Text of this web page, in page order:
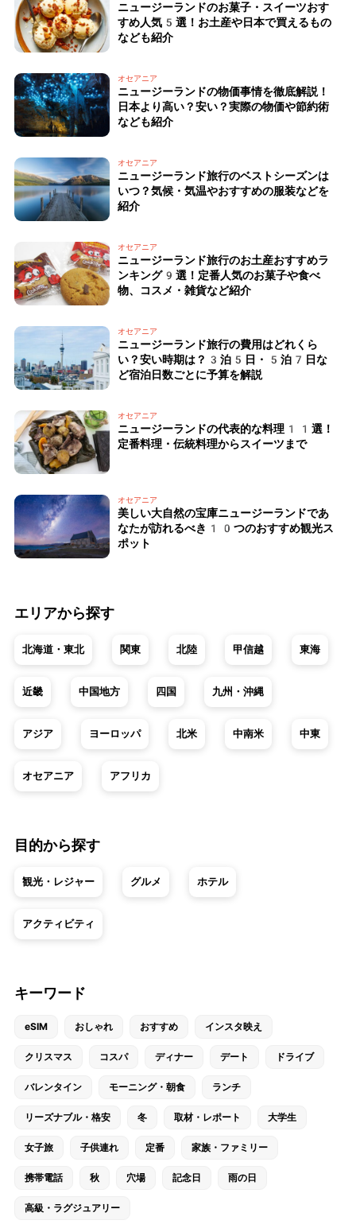
ニュージーランドのお菓子・スイーツおす
すめ人気5選！お土産や日本で買えるもの
なども紹介
オセアニア
ニュージーランドの物価事情を徹底解説！
日本より高い？安い？実際の物価や節約術
なども紹介
オセアニア
ニュージーランド旅行のベストシーズンは
いつ？気候・気温やおすすめの服装などを
紹介
オセアニア
ニュージーランド旅行のお土産おすすめラ
ンキング9選！定番人気のお菓子や食べ
物、コスメ・雑貨など紹介
オセアニア
ニュージーランド旅行の費用はどれくら
い？安い時期は？3泊5日・5泊7日な
ど宿泊日数ごとに予算を解説
オセアニア
ニュージーランドの代表的な料理11選！
定番料理・伝統料理からスイーツまで
オセアニア
美しい大自然の宝庫ニュージーランドであ
なたが訪れるべき10つのおすすめ観光ス
ポット
エリアから探す
北海道・東北 関東 北陸 甲信越 東海
近畿 中国地方 四国 九州・沖縄
アジア ヨーロッパ 北米 中南米 中東
オセアニア アフリカ
目的から探す
観光・レジャー グルメ ホテル
アクティビティ
キーワード
eSIM おしゃれ おすすめ インスタ映え
クリスマス コスパ ディナー デート ドライブ
バレンタイン モーニング・朝食 ランチ
リーズナブル・格安 冬 取材・レポート 大学生
女子旅 子供連れ 定番 家族・ファミリー
携帯電話 秋 穴場 記念日 雨の日
高級・ラグジュアリー